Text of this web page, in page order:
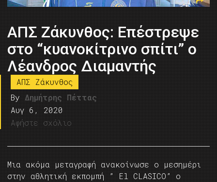
ΑΠΣ Ζάκυνθος: Επέστρεψε
στο “κυανοκίτρινο σπίτι” ο
Λέανδρος Διαμαντής
ΑΠΣ Ζάκυνθος
By Δημήτρης Πέττας
Αυγ 6, 2020
Αφήστε σχόλιο
Μια ακόμα μεταγραφή ανακοίνωσε ο μεσημέρι
στην αθλητική εκπομπή ” El CLASICO” o